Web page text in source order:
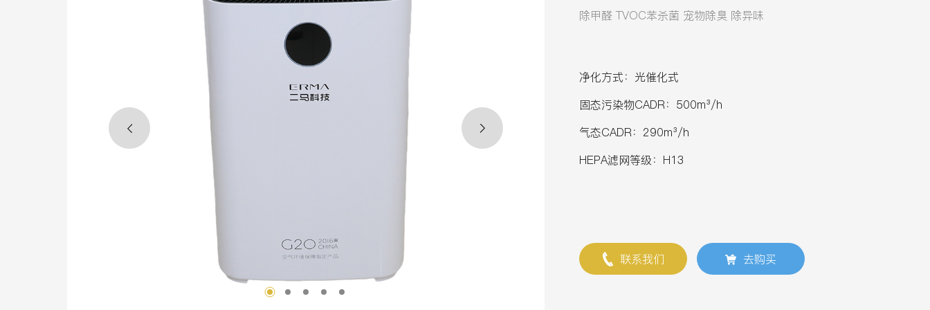
除甲醛 TVOC苯杀菌 宠物除臭 除异味
净化方式：光催化式
固态污染物CADR：500m³/h
气态CADR：290m³/h
HEPA滤网等级：H13
联系我们 去购买